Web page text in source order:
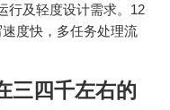
行及轻度设计需求。12
度快，多任务处理流
三四千左右的